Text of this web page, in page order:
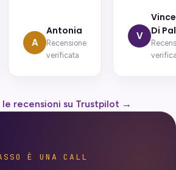
A
Antonia
Recensione
verificata
V
Di
recensioni su Trustpilot →
È UNA CALL